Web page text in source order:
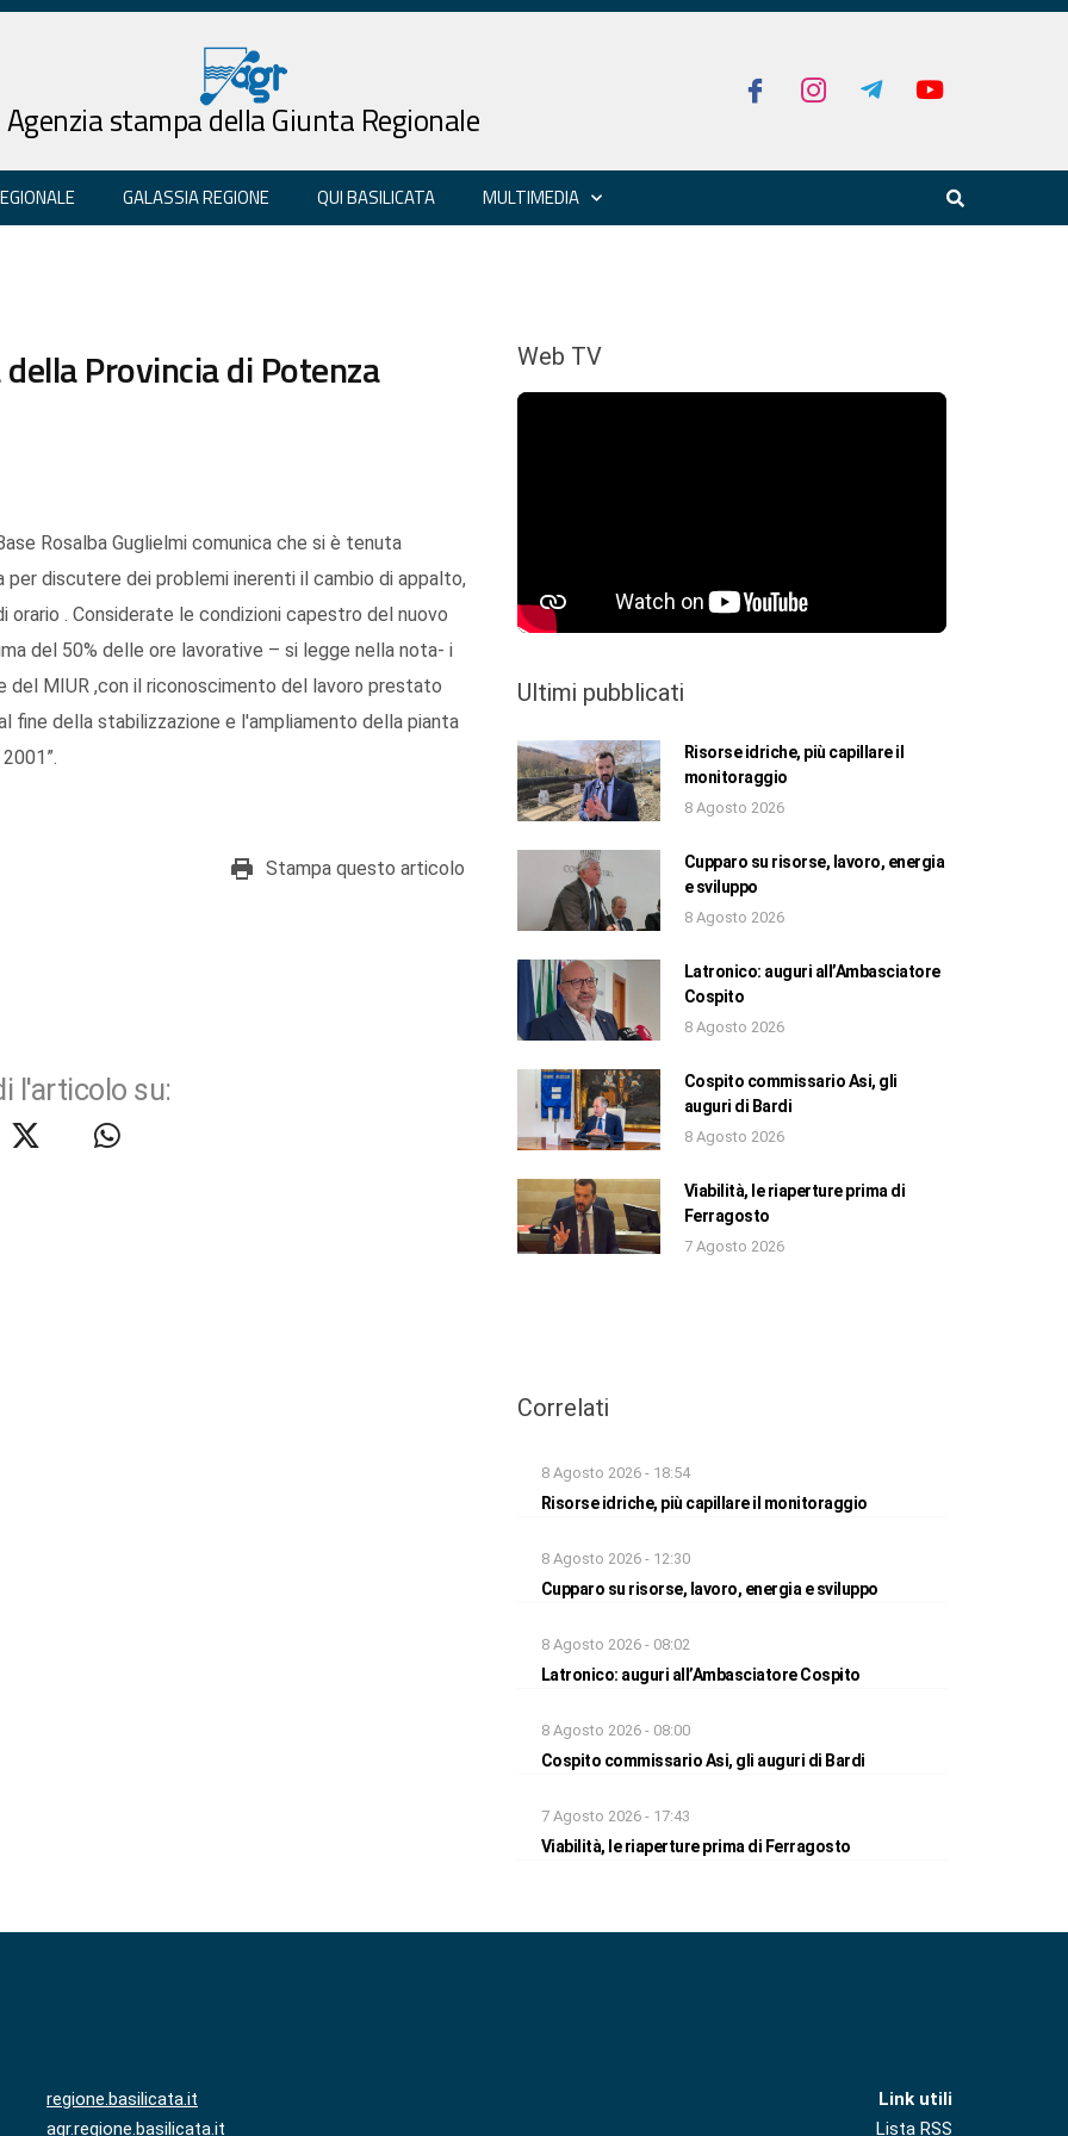
Agenzia stampa della Giunta Regionale
GALASSIA REGIONE QUI BASILICATA MULTIMEDIA
Provincia di Potenza
Rosalba Guglielmi comunica che si è tenuta
per discutere dei problemi inerenti il cambio di appalto,
. Considerate le condizioni capestro del nuovo
del 50% delle ore lavorative – si legge nella nota- i
del MIUR ,con il riconoscimento del lavoro prestato
fine della stabilizzazione e l'ampliamento della pianta
Stampa questo articolo
l'articolo su:
Web TV
Ultimi pubblicati
Risorse idriche, più capillare il
monitoraggio
8 Agosto 2026
Cupparo su risorse, lavoro, energia
e sviluppo
8 Agosto 2026
Latronico: auguri all’Ambasciatore
Cospito
8 Agosto 2026
Cospito commissario Asi, gli
auguri di Bardi
8 Agosto 2026
Viabilità, le riaperture prima di
Ferragosto
7 Agosto 2026
Correlati
8 Agosto 2026 - 18:54
Risorse idriche, più capillare il monitoraggio
8 Agosto 2026 - 12:30
Cupparo su risorse, lavoro, energia e sviluppo
8 Agosto 2026 - 08:02
Latronico: auguri all’Ambasciatore Cospito
8 Agosto 2026 - 08:00
Cospito commissario Asi, gli auguri di Bardi
7 Agosto 2026 - 17:43
Viabilità, le riaperture prima di Ferragosto
regione.basilicata.it
agr.regione.basilicata.it
Link utili
Lista RSS